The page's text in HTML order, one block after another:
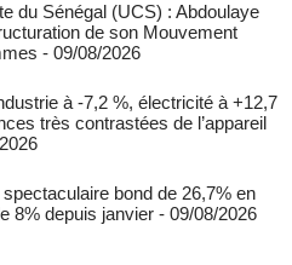
du Sénégal (UCS) : Abdoulaye
de son Mouvement
- 09/08/2026
à -7,2 %, électricité à +12,7
très contrastées de l’appareil
bond de 26,7% en
8% depuis janvier - 09/08/2026